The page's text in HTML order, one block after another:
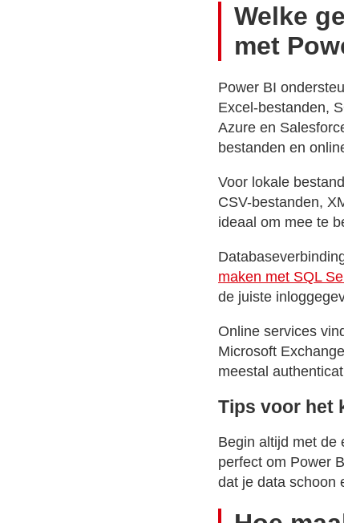
Welke
met
Power BI
Excel-bestanden,
Azure en
bestanden en
Voor lokale
CSV-bestanden,
ideaal om mee te
maken met SQL
de juiste
Online services
Microsoft
meestal
Tips voor het
Begin altijd met de
perfect om Power
dat je data schoon